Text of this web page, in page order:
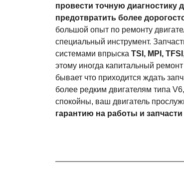
провести точную диагностику
предотвратить более
большой опыт по ремонту
специальный инструмент.
системами впрыска TSI, MPI,
этому иногда капитальный
бывает что приходится ждать
более редким двигателям типа
спокойны, ваш двигатель
гарантию на работы и запчасти